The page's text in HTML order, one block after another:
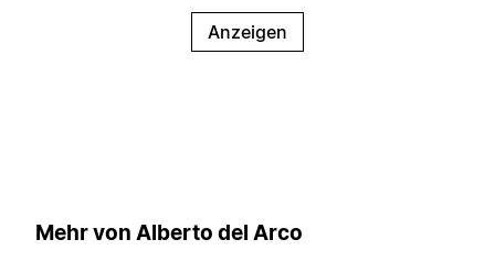
Anzeigen
Mehr von Alberto del Arco